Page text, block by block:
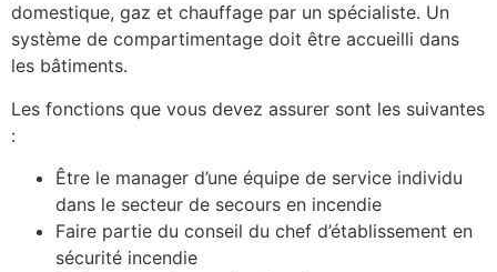
domestique, gaz et chauffage par un spécialiste. Un
système de compartimentage doit être accueilli dans
les bâtiments.
Les fonctions que vous devez assurer sont les suivantes
:
Être le manager d’une équipe de service individu
dans le secteur de secours en incendie
Faire partie du conseil du chef d’établissement en
sécurité incendie